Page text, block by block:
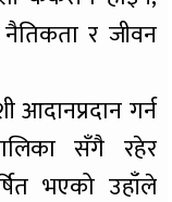
र जीवन
आदानप्रदान गर्न
सँगै रहेर
भएको उहाँले